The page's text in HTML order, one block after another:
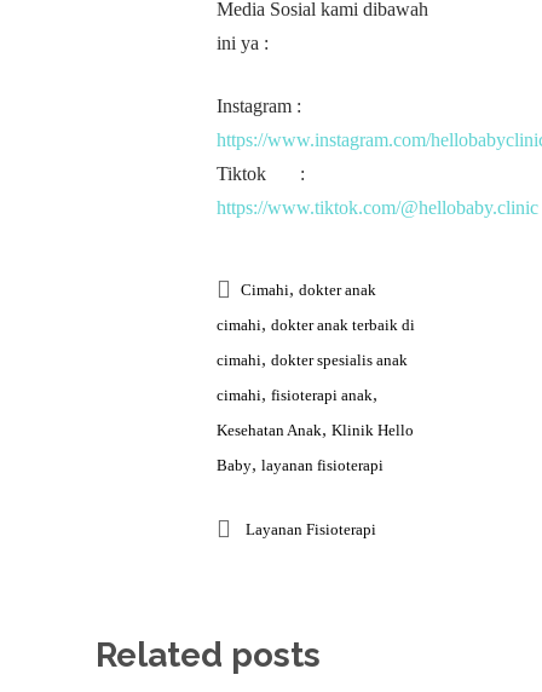
Media Sosial kami dibawah
ini ya :
Instagram :
https://www.instagram.com/
Tiktok :
https://www.tiktok.com/@hellobaby.clinic
Cimahi, dokter anak
cimahi, dokter anak terbaik di
cimahi, dokter spesialis anak
cimahi, fisioterapi anak,
Kesehatan Anak, Klinik Hello
Baby, layanan fisioterapi
Layanan Fisioterapi
Related posts